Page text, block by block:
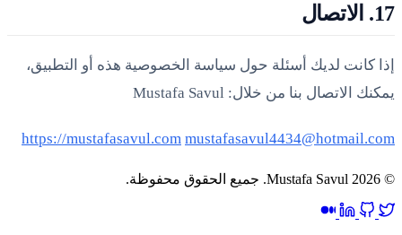
17. الاتصال
إذا كانت لديك أسئلة حول سياسة الخصوصية هذه أو التطبيق،
يمكنك الاتصال بنا من خلال: Mustafa Savul
https://mustafasavul.com mustafasavul4434@hotmail.com
© 2026 Mustafa Savul. جميع الحقوق محفوظة.